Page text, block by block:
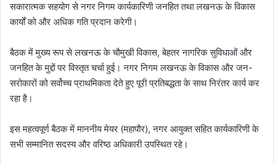
सकारात्मक सहयोग से नगर निगम कार्यकारिणी जनहित तथा लखनऊ के विकास
कार्यों को और अधिक गति प्रदान करेगी।
बैठक में मुख्य रूप से लखनऊ के चौमुखी विकास, बेहतर नागरिक सुविधाओं और
जनहित के मुद्दों पर विस्तृत चर्चा हुई। नगर निगम लखनऊ के विकास और जन-
सरोकारों को सर्वोच्च प्राथमिकता देते हुए पूरी प्रतिबद्धता के साथ निरंतर कार्य कर
रहा है।
​इस महत्वपूर्ण बैठक में माननीय मेयर (महापौर), नगर आयुक्त सहित कार्यकारिणी के
सभी सम्मानित सदस्य और वरिष्ठ अधिकारी उपस्थित रहे।